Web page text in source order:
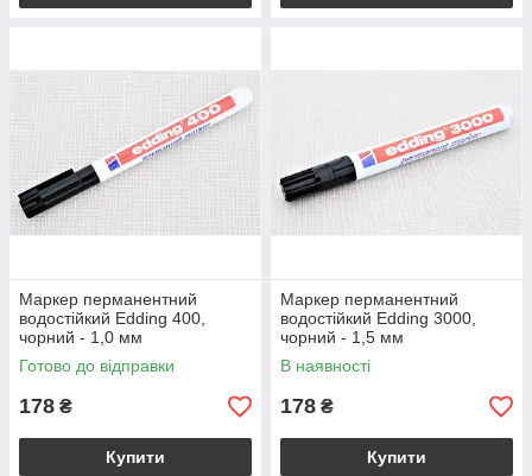
Маркер перманентний
водостійкий Edding 400,
чорний - 1,0 мм
Готово до відправки
178 ₴
Купити
Маркер перманентний
водостійкий Edding 3000,
чорний - 1,5 мм
В наявності
178 ₴
Купити